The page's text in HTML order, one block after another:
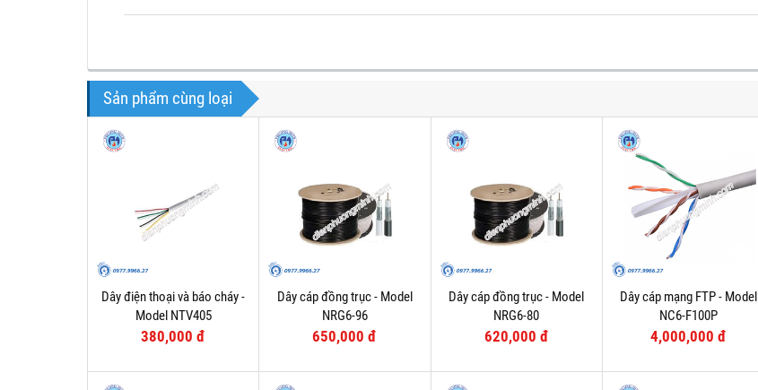
Sản phẩm cùng loại
Dây điện thoại và báo cháy -
Model NTV405
380,000 đ
Dây cáp đồng trục - Model
NRG6-96
650,000 đ
Dây cáp đồng trục - Model
NRG6-80
620,000 đ
Dây cáp mạng FTP - Model
NC6-F100P
4,000,000 đ